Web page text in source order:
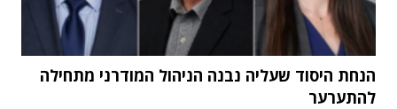
הנחת היסוד שעליה נבנה הניהול המודרני מתחילה
להתערער